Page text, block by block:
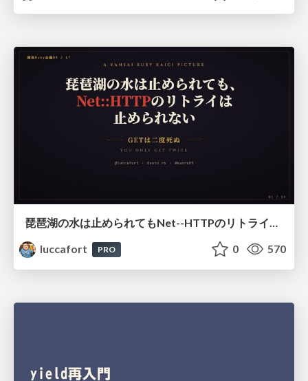
琵琶湖の水は止められてもNet--HTTPのリトライは止められない / You might be able to stop the water flow of Lake Biwa but you can't stop Net::HTTP retries
luccafort
PRO 0 570